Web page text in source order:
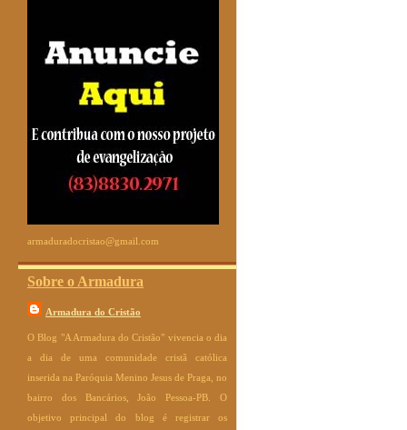
armaduradocristao@gmail.com
Sobre o Armadura
Armadura do Cristão
O Blog "A Armadura do Cristão" vivencia o dia
a dia de uma comunidade cristã católica
inserida na Paróquia Menino Jesus de Praga, no
bairro dos Bancários, João Pessoa-PB. O
objetivo principal do blog é registrar os